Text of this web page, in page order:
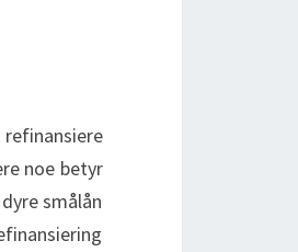
noe betyr
smålån